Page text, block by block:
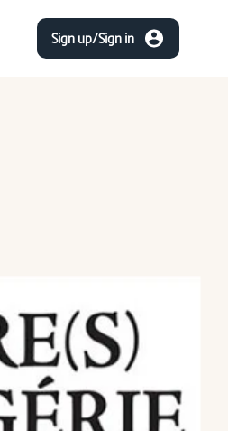
Sign up/Sign in